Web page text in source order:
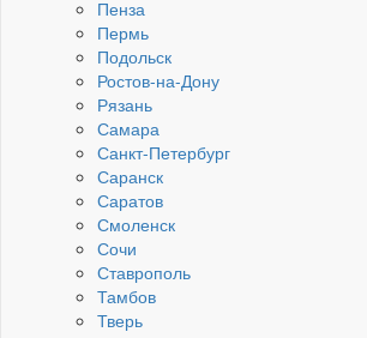
Пенза
Пермь
Подольск
Ростов-на-Дону
Рязань
Самара
Санкт-Петербург
Саранск
Саратов
Смоленск
Сочи
Ставрополь
Тамбов
Тверь